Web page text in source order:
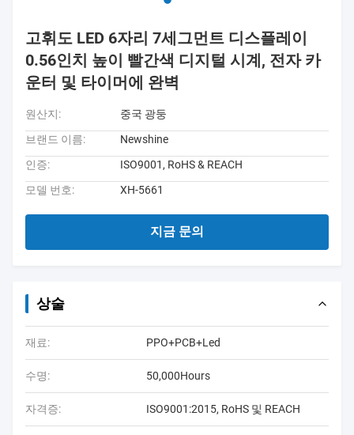
고휘도 LED 6자리 7세그먼트 디스플레이
0.56인치 높이 빨간색 디지털 시계, 전자 카
운터 및 타이머에 완벽
원산지:
중국 광둥
브랜드 이름:
Newshine
인증:
ISO9001, RoHS & REACH
모델 번호:
XH-5661
지금 문의
상술
재료: PPO+PCB+Led
수명: 50,000Hours
자격증: ISO9001:2015, RoHS 및 REACH